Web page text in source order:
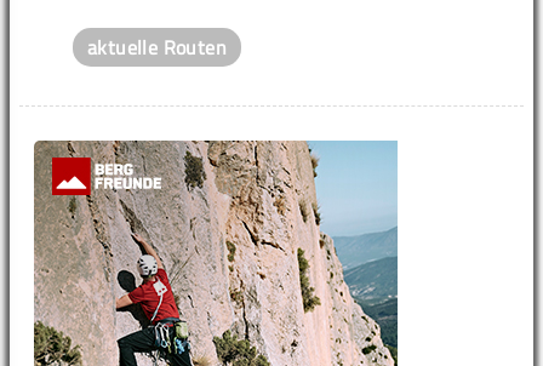
aktuelle Routen